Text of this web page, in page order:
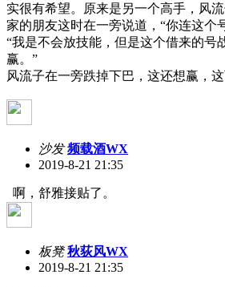
实很有希望。原来是另一个高手，风
家的朋友这时在一旁说道，“你连这个
“我是不会放技能，但是这个借来的号
赢。”
风流子在一旁跌掉下巴，这还想赢，
沙发 频载酒WX
2019-8-21 21:35
啊，舒雅接贴了。
板凳 秋荻风WX
2019-8-21 21:35